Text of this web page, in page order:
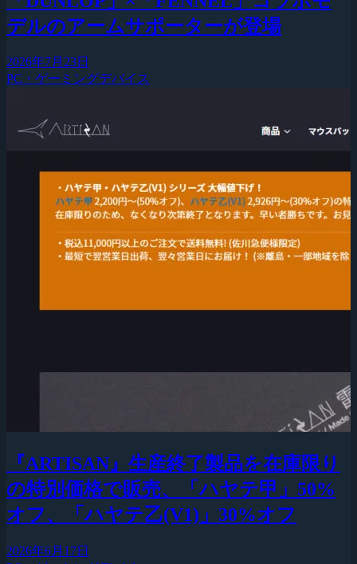
デルのアームサポーターが登場
2026年7月23日
PC・ゲーミングデバイス
『ARTISAN』生産終了製品を在庫限り
の特別価格で販売、「ハヤテ甲」50%
オフ、「ハヤテ乙(V1)」30%オフ
2026年6月17日